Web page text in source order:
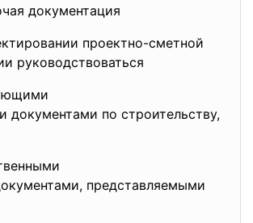
документация
проектно-сметной
руководствоваться
документами по строительству,
представляемыми